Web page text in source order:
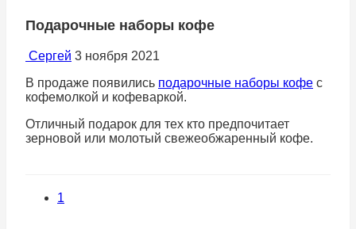
Подарочные наборы кофе
Сергей 3 ноября 2021
В продаже появились подарочные наборы кофе с
кофемолкой и кофеваркой.
Отличный подарок для тех кто предпочитает
зерновой или молотый свежеобжаренный кофе.
1